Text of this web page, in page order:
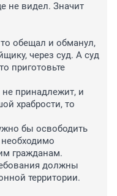
не видел. Значит
обещал и обманул,
через суд. А суд
приготовьте
принадлежит, и
храбрости, то
бы освободить
необходимо
гражданам.
должны
территории.